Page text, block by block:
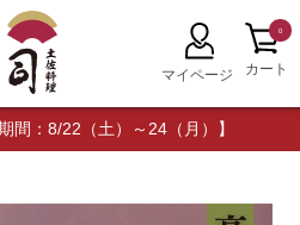
間：8/22（土）～24（月）】
0